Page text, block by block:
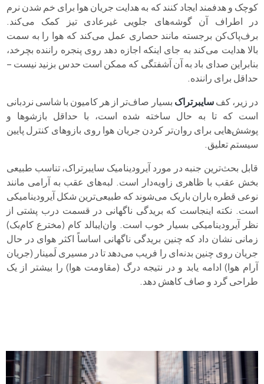
کوچک و هدفمند ایجاد کنند که به هدایت جریان هوا برای خم شدن نرم
در اطراف آن گوشه‌های جلویی غیرعادی تیز کمک می‌کند.
برف‌پاک‌کن برجسته مانند حصاری عمل می‌کند که هوا را به سمت
بالا هدایت می‌کند به جای اینکه اجازه دهد روی پنجره راننده بچرخد،
بنابراین صدای باد به آن آشفتگی که ممکن است حدس بزنید نیست –
حداقل برای راننده.
در زیر، کفسایبرتراک بسیار صاف‌تر از هر کامیون با شاسی نردبانی
است که تا به حال ساخته شده است، با حداقل بازشوها و
پوشش‌هایی برای روان‌تر کردن جریان هوا روی بازوهای کنترل پایین
سیستم تعلیق.
قابل بحث‌ترین جنبه در مورد آیرودینامیک سایبرتراک، تناسب طبیعی
بخش عقب با ظاهری زاویه‌دار است. لبه‌های عقب به آرامی مانند
نوعی قطره باران باریک می‌شوند که طبیعی‌ترین شکل آیرودینامیکی
است. نکته اینجاست که بریدگی ناگهانی در قسمت درب پشتی از
نظر آیرودینامیکی بسیار خوب است. وان‌ایبالد کام (مخترع کام‌بک)
زمانی نشان داد که چنین بریدگی ناگهانی اساساً اکثر هوای در حال
جریان روی چنین بدنه‌ای را فریب می‌دهد تا در مسیری لَمینار (جریان
آرام هوا) ادامه یابد و در نتیجه درگ (مقاومت هوا) را بیشتر از یک
طراحی گرد و صاف کاهش دهد.